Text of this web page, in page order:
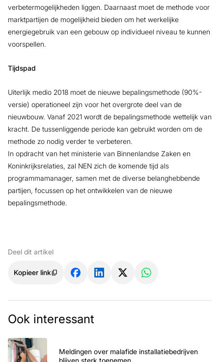
verbetermogelijkheden liggen. Daarnaast moet de methode voor
marktpartijen de mogelijkheid bieden om het werkelijke
energiegebruik van een gebouw op individueel niveau te kunnen
voorspellen.
Tijdspad
Uiterlijk medio 2018 moet de nieuwe bepalingsmethode (90%-
versie) operationeel zijn voor het overgrote deel van de
nieuwbouw. Vanaf 2021 wordt de bepalingsmethode wettelijk van
kracht. De tussenliggende periode kan gebruikt worden om de
methode zo nodig verder te verbeteren.
In opdracht van het ministerie van Binnenlandse Zaken en
Koninkrijksrelaties, zal NEN zich de komende tijd als
programmamanager, samen met de diverse belanghebbende
partijen, focussen op het ontwikkelen van de nieuwe
bepalingsmethode.
Deel dit artikel
Kopieer link
Ook interessant
Meldingen over malafide installatiebedrijven